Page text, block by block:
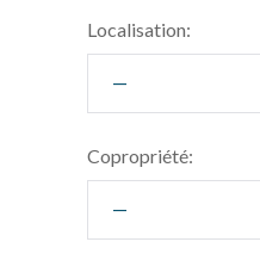
Localisation:
Copropriété: